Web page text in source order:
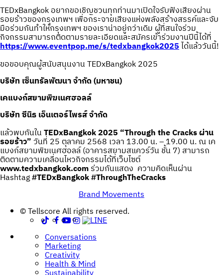
TEDxBangkok อยากขอเชิญชวนทุกท่านมาเปิดใจรับฟังเสียงผ่าน
รอยร้าวของกรุงเทพฯ เพื่อกระจายเสียงแห่งพลังสร้างสรรค์และจับ
มือร่วมกันทำให้กรุงเทพฯ ของเราน่าอยู่กว่าเดิม ผู้ที่สนใจร่วม
กิจกรรมสามารถติดตามรายละเอียดและสมัครเข้าร่วมงานปีนี้ได้ที่
https://www.eventpop.me/s/tedxbangkok2025ได้แล้ววันนี้!
ขอขอบคุณผู้สนับสนุนงาน TEDxBangkok 2025
บริษัท เซ็นทรัลพัฒนา จํากัด (มหาชน)
เคแบงก์สยามพิฆเนศฮอลล์
บริษัท ซีนิธ เอ็นเตอร์ไพรส์ จํากัด
แล้วพบกันในTEDxBangkok 2025 “Through the Cracks ผ่าน
รอยร้าว”วันที่ 25 ตุลาคม 2568 เวลา 13.00 น. – 19.00 น. ณ เค
แบงก์สยามพิฆเนศฮอลล์ (อาคารสยามสแควร์วัน ชั้น 7) สามารถ
ติดตามความเคลื่อนไหวกิจกรรมได้ที่เว็บไซต์
www.tedxbangkok.comร่วมกันแสดง ความคิดเห็นผ่าน
Hashtag#TEDxBangkok #ThroughTheCracks
Brand Movements
Post
navigation
© Tellscore All rights reserved.
Conversations
Marketing
Creativity
Health & Mind